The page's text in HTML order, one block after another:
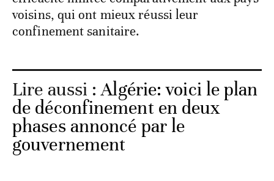
voisins, qui ont mieux réussi leur
confinement sanitaire.
Lire aussi :Algérie: voici le plan
de déconfinement en deux
phases annoncé par le
gouvernement